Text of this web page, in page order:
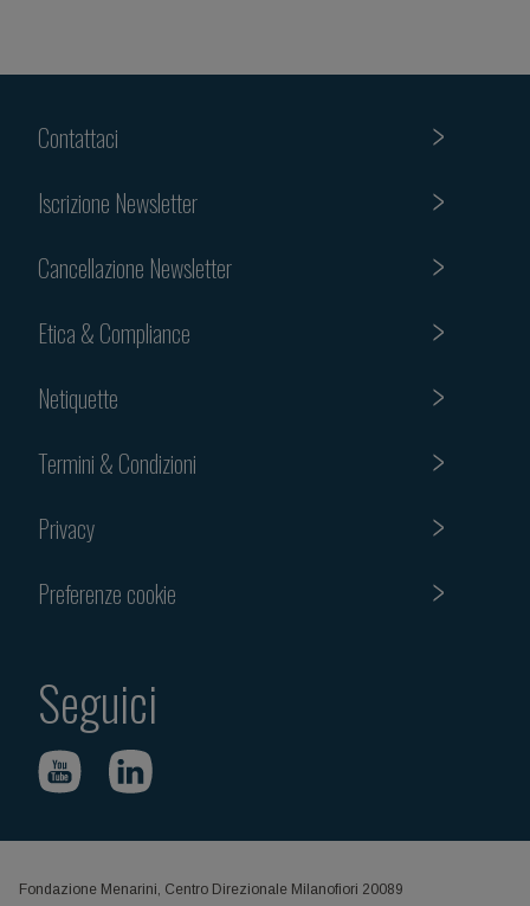
Contattaci
Iscrizione Newsletter
Cancellazione Newsletter
Etica & Compliance
Netiquette
Termini & Condizioni
Privacy
Preferenze cookie
Seguici
Fondazione Menarini, Centro Direzionale Milanofiori 20089